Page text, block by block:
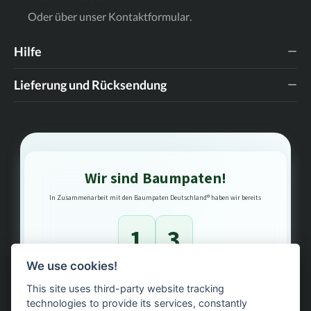
Oder über unser Kontaktformular
Hilfe
Lieferung und Rücksendung
Wir sind Baumpaten!
In Zusammenarbeit mit den Baumpaten Deutschland® haben wir bereits
1 3
We use cookies!
This site uses third-party website tracking
technologies to provide its services, constantly